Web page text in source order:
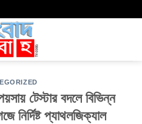
টেস্টার বদলে বিভিন্ন
নির্দিষ্ট প্যাথলজিক্যাল